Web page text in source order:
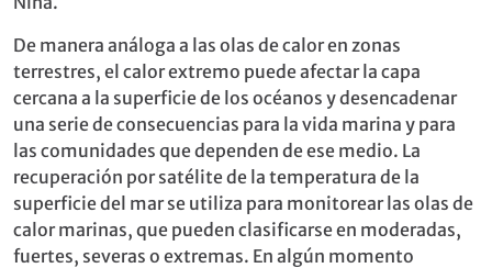
De manera análoga a las olas de calor en zonas
terrestres, el calor extremo puede afectar la capa
cercana a la superficie de los océanos y desencadenar
una serie de consecuencias para la vida marina y para
las comunidades que dependen de ese medio. La
recuperación por satélite de la temperatura de la
superficie del mar se utiliza para monitorear las olas de
calor marinas, que pueden clasificarse en moderadas,
fuertes, severas o extremas. En algún momento